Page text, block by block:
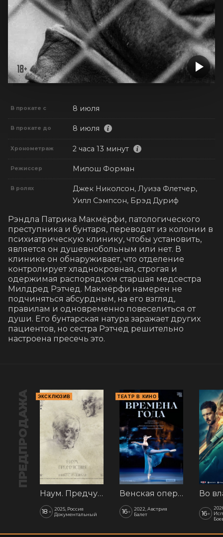
В прокате с 8 июля
В прокате до 8 июля
Хронометраж 2 часа 13 минут
Режиссер Милош Форман
В ролях
Джек Николсон, Луиза Флетчер,
Уилл Сэмпсон, Брэд Дуриф
Рэндла Патрика Макмёрфи, патологического
преступника и бунтаря, переводят из колонии в
психиатрическую клинику, чтобы установить,
является он душевнобольным или нет. В
клинике он обнаруживает, что отделение
контролирует хладнокровная, строгая и
одержимая распорядком старшая медсестра
Милдред Рэтчед. Макмёрфи намерен не
подчиняться абсурдным, на его взгляд,
правилам и одновременно повеселиться от
души. Его бунтарская натура заражает других
пациентов, но сестра Рэтчед решительно
настроена пресечь это.
ПРЕДПРОДАЖА ЭКСКЛЮЗИВ
Наум. Предчувствия
18 + 2025, Россия
Документальный
ТЕАТР В КИНО
Венская опера: Времена года
16+
2022, Австрия
Балет
16+